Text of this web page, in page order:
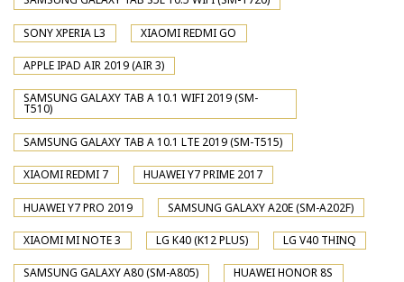
SONY XPERIA L3 XIAOMI REDMI GO
APPLE IPAD AIR 2019 (AIR 3)
SAMSUNG GALAXY TAB A 10.1 WIFI 2019 (SM-
T510)
SAMSUNG GALAXY TAB A 10.1 LTE 2019 (SM-T515)
XIAOMI REDMI 7 HUAWEI Y7 PRIME 2017
HUAWEI Y7 PRO 2019 SAMSUNG GALAXY A20E (SM-A202F)
XIAOMI MI NOTE 3 LG K40 (K12 PLUS) LG V40 THINQ
SAMSUNG GALAXY A80 (SM-A805) HUAWEI HONOR 8S